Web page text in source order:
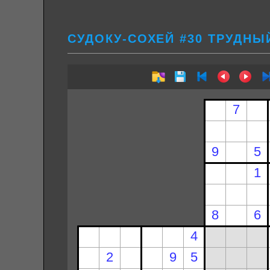
СУДОКУ-СОХЕЙ #30